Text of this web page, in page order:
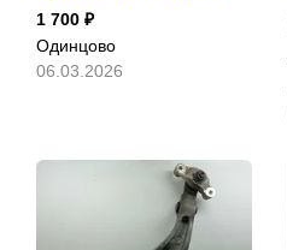
1 700
Одинцово
06.03.2026